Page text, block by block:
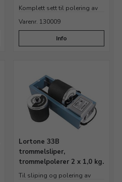
Komplett sett til polering av
Varenr. 130009
Info
Lortone 33B
trommelsliper,
trommelpolerer 2 x 1,0 kg.
Til sliping og polering av